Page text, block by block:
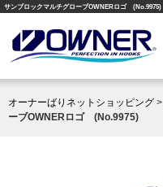
サンブロックマルチグローブOWNERロゴ (No.9975)
オーナーばりネットショッピング >
ーブOWNERロゴ (No.9975)